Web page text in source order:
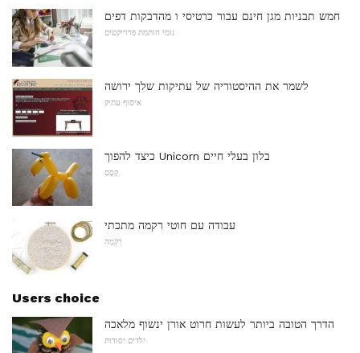
חמש תבניות מגן חינם עבור כרטיסי ו מהדבקות דפים
גומי חותמת פרוייקטים
לשמר את ההיסטוריה של עתיקות שלך ירושה
איסוף עתיק
כיצד להפוך Unicorn בלון בעלי חיים
קֶסֶם
עבודה עם חוטי רקמה מתכתי
רִקמָה
Users choice
הדרך הטובה ביותר לעשות חרוט אורן ינשוף מלאכה
ילדים יסודות